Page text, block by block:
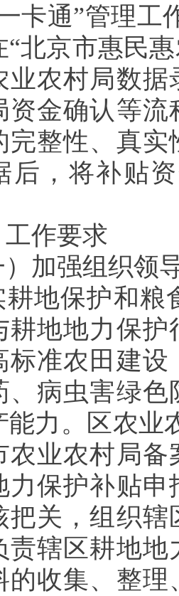
卡通”管理工
“北京市惠民
业农村局数
资金确认等流
完整性、真
后，将补贴
工作要求
）加强组织领
耕地保护和粮
耕地地力保护
标准农田建设
、病虫害绿色
能力 。
区农业
农业农村局备
力保护补贴
把关，组织
责辖区耕地
的收集、整